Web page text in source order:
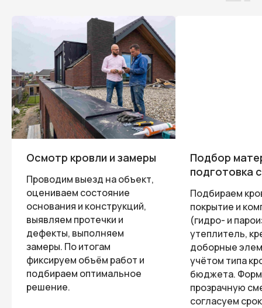
Осмотр кровли и замеры
Проводим выезд на объект,
оцениваем состояние
основания и конструкций,
выявляем протечки и
дефекты, выполняем
замеры. По итогам
фиксируем объём работ и
подбираем оптимальное
решение.
Подбор
подготовка
Подбираем
покрытие и
(гидро- и
утеплитель,
доборные
учётом типа
бюджета.
прозрачную
согласуем